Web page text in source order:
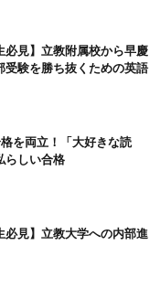
必見】立教附属校から早慶
受験を勝ち抜くための英語
を両立！「大好きな読
らしい合格
必見】立教大学への内部進